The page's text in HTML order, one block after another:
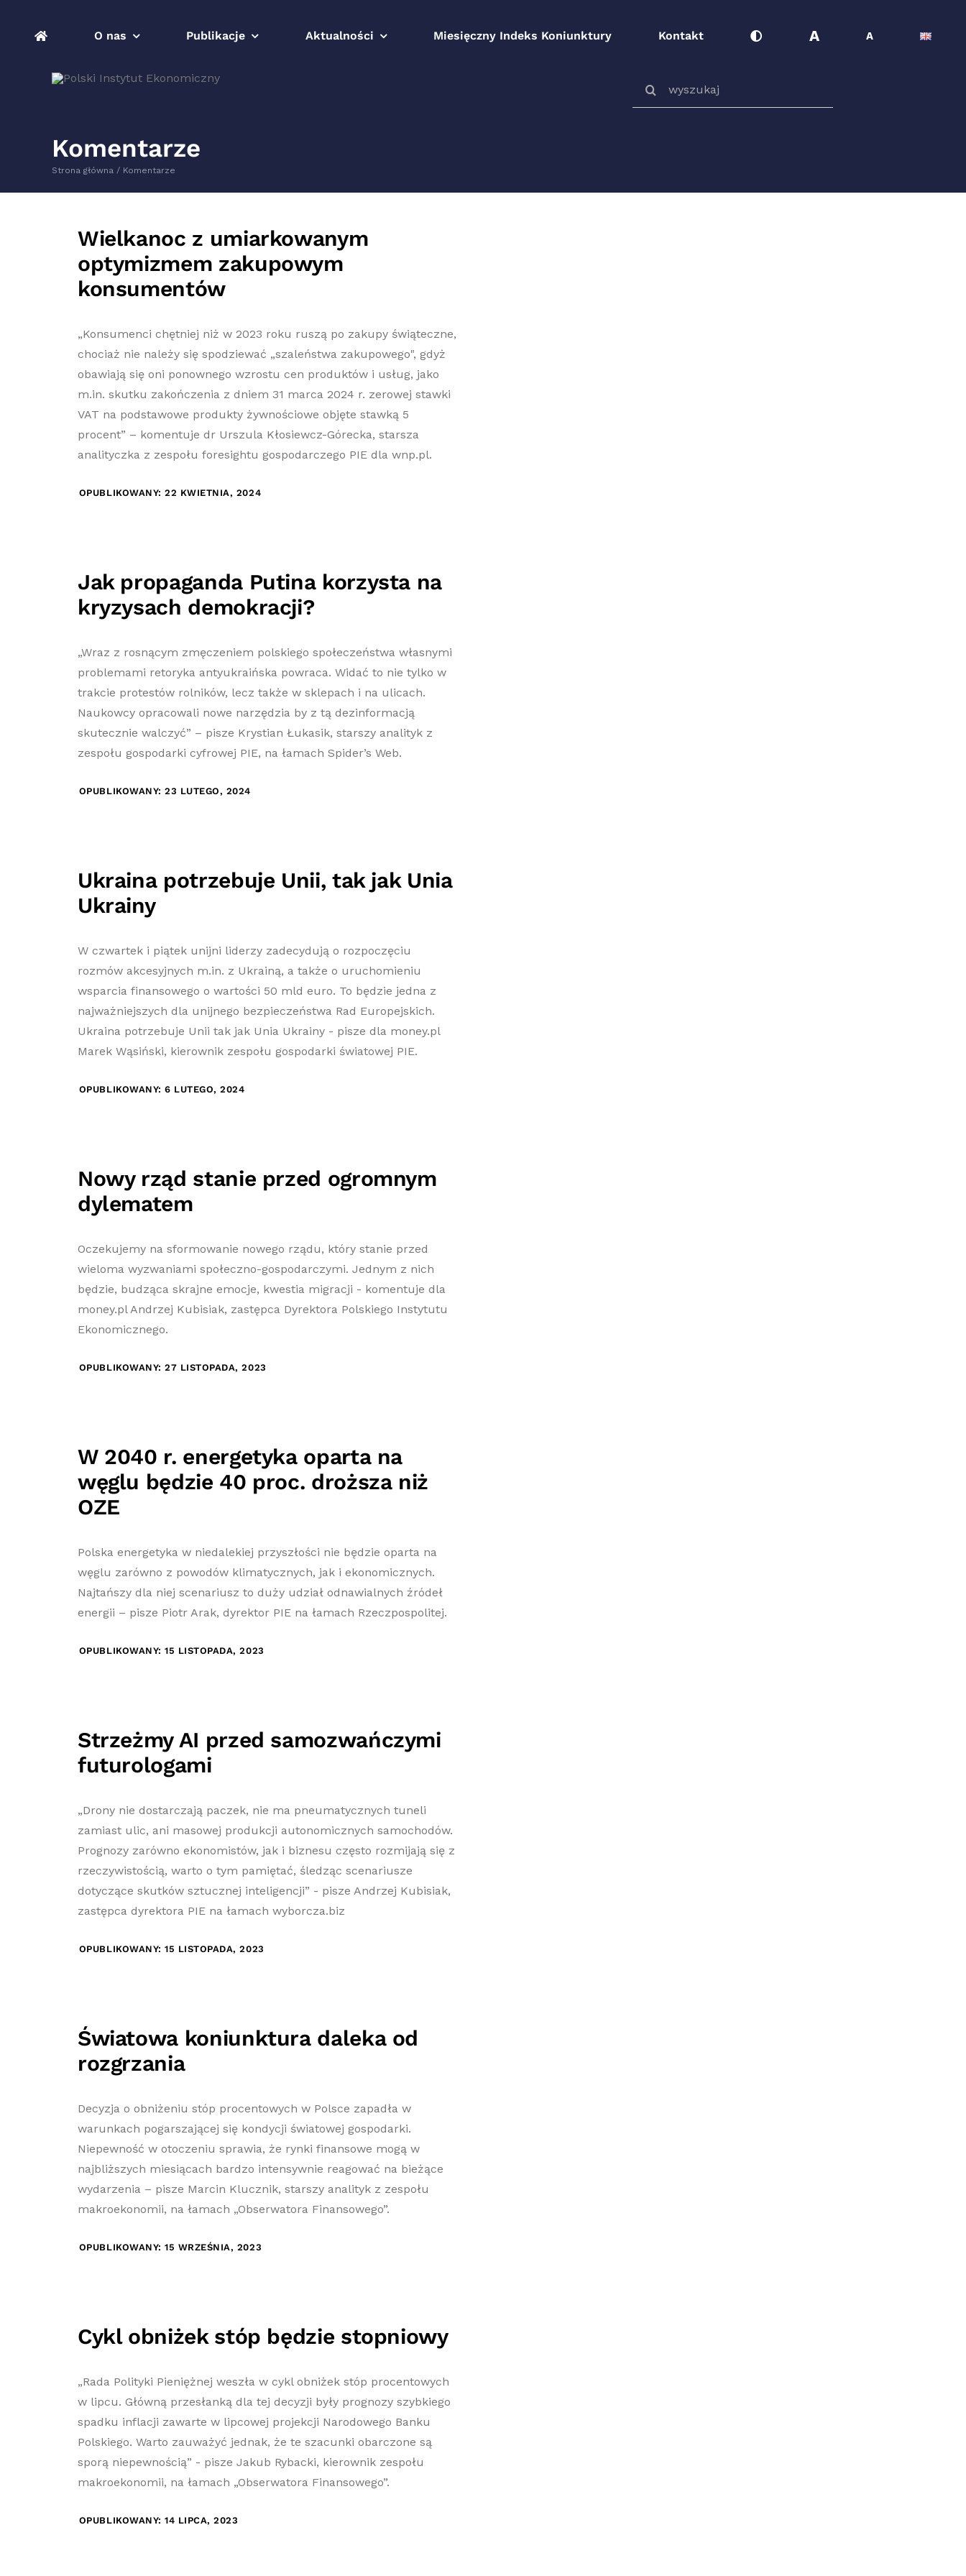
O nas Publikacje Aktualności Miesięczny Indeks Koniunktury Kontakt A A
Komentarze
Strona główna Komentarze
Wielkanoc z umiarkowanym
optymizmem zakupowym
konsumentów
„Konsumenci chętniej niż w 2023 roku ruszą po zakupy świąteczne,
chociaż nie należy się spodziewać „szaleństwa zakupowego", gdyż
obawiają się oni ponownego wzrostu cen produktów i usług, jako
m.in. skutku zakończenia z dniem 31 marca 2024 r. zerowej stawki
VAT na podstawowe produkty żywnościowe objęte stawką 5
procent” – komentuje dr Urszula Kłosiewcz-Górecka, starsza
analityczka z zespołu foresightu gospodarczego PIE dla wnp.pl.
OPUBLIKOWANY: 22 KWIETNIA, 2024
Jak propaganda Putina korzysta na
kryzysach demokracji?
„Wraz z rosnącym zmęczeniem polskiego społeczeństwa własnymi
problemami retoryka antyukraińska powraca. Widać to nie tylko w
trakcie protestów rolników, lecz także w sklepach i na ulicach.
Naukowcy opracowali nowe narzędzia by z tą dezinformacją
skutecznie walczyć” – pisze Krystian Łukasik, starszy analityk z
zespołu gospodarki cyfrowej PIE, na łamach Spider’s Web.
OPUBLIKOWANY: 23 LUTEGO, 2024
Ukraina potrzebuje Unii, tak jak Unia
Ukrainy
W czwartek i piątek unijni liderzy zadecydują o rozpoczęciu
rozmów akcesyjnych m.in. z Ukrainą, a także o uruchomieniu
wsparcia finansowego o wartości 50 mld euro. To będzie jedna z
najważniejszych dla unijnego bezpieczeństwa Rad Europejskich.
Ukraina potrzebuje Unii tak jak Unia Ukrainy - pisze dla money.pl
Marek Wąsiński, kierownik zespołu gospodarki światowej PIE.
OPUBLIKOWANY: 6 LUTEGO, 2024
Nowy rząd stanie przed ogromnym
dylematem
Oczekujemy na sformowanie nowego rządu, który stanie przed
wieloma wyzwaniami społeczno-gospodarczymi. Jednym z nich
będzie, budząca skrajne emocje, kwestia migracji - komentuje dla
money.pl Andrzej Kubisiak, zastępca Dyrektora Polskiego Instytutu
Ekonomicznego.
OPUBLIKOWANY: 27 LISTOPADA, 2023
W 2040 r. energetyka oparta na
węglu będzie 40 proc. droższa niż
OZE
Polska energetyka w niedalekiej przyszłości nie będzie oparta na
węglu zarówno z powodów klimatycznych, jak i ekonomicznych.
Najtańszy dla niej scenariusz to duży udział odnawialnych źródeł
energii – pisze Piotr Arak, dyrektor PIE na łamach Rzeczpospolitej.
OPUBLIKOWANY: 15 LISTOPADA, 2023
Strzeżmy AI przed samozwańczymi
futurologami
„Drony nie dostarczają paczek, nie ma pneumatycznych tuneli
zamiast ulic, ani masowej produkcji autonomicznych samochodów.
Prognozy zarówno ekonomistów, jak i biznesu często rozmijają się z
rzeczywistością, warto o tym pamiętać, śledząc scenariusze
dotyczące skutków sztucznej inteligencji” - pisze Andrzej Kubisiak,
zastępca dyrektora PIE na łamach wyborcza.biz
OPUBLIKOWANY: 15 LISTOPADA, 2023
Światowa koniunktura daleka od
rozgrzania
Decyzja o obniżeniu stóp procentowych w Polsce zapadła w
warunkach pogarszającej się kondycji światowej gospodarki.
Niepewność w otoczeniu sprawia, że rynki finansowe mogą w
najbliższych miesiącach bardzo intensywnie reagować na bieżące
wydarzenia – pisze Marcin Klucznik, starszy analityk z zespołu
makroekonomii, na łamach „Obserwatora Finansowego”.
OPUBLIKOWANY: 15 WRZEŚNIA, 2023
Cykl obniżek stóp będzie stopniowy
„Rada Polityki Pieniężnej weszła w cykl obniżek stóp procentowych
w lipcu. Główną przesłanką dla tej decyzji były prognozy szybkiego
spadku inflacji zawarte w lipcowej projekcji Narodowego Banku
Polskiego. Warto zauważyć jednak, że te szacunki obarczone są
sporą niepewnością” - pisze Jakub Rybacki, kierownik zespołu
makroekonomii, na łamach „Obserwatora Finansowego”.
OPUBLIKOWANY: 14 LIPCA, 2023